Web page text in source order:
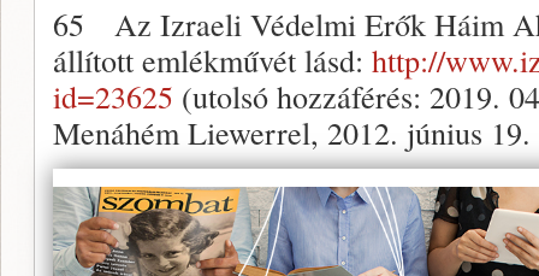
65 Az Izraeli Védelmi Erők Háim
állított emlékművét lásd: http://
id=23625 (utolsó hozzáférés: 2019.
Menáhém Liewerrel, 2012. június 19.